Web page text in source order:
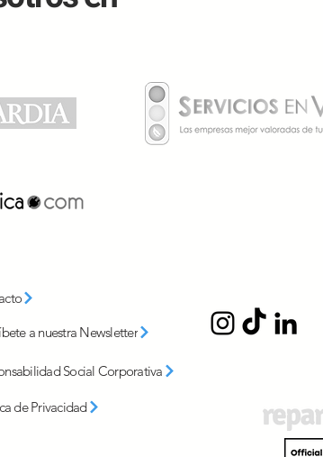
¿Cómo influye la eficiencia
energética en el valor de una
a nuestra Newsletter
Social Corporativa
de Privacidad